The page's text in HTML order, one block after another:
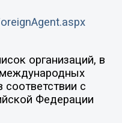
организаций, в
соответствии с
Федерации